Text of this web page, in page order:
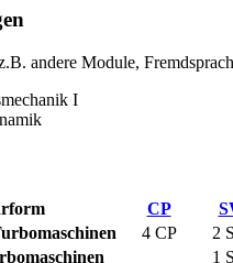
andere Module,
I
CP
4 CP 2
1